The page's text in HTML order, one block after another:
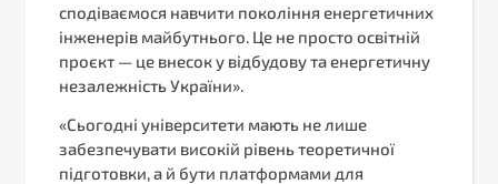
сподіваємося навчити покоління енергетичних
інженерів майбутнього. Це не просто освітній
проєкт — це внесок у відбудову та енергетичну
незалежність України».
«Сьогодні університети мають не лише
забезпечувати високій рівень теоретичної
підготовки, а й бути платформами для